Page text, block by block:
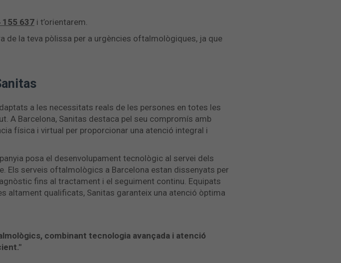
155 637 i t’orientarem.
de la teva pòlissa per a urgències oftalmològiques, ja que
a les necessitats reals de les persones en totes les
A Barcelona, Sanitas destaca pel seu compromís amb
física i virtual per proporcionar una atenció integral i
posa el desenvolupament tecnològic al servei dels
Els serveis oftalmològics a Barcelona estan dissenyats per
fins al tractament i el seguiment continu. Equipats
altament qualificats, Sanitas garanteix una atenció òptima
combinant tecnologia avançada i atenció